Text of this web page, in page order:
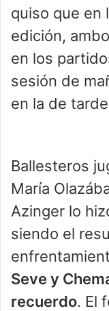
quiso que en
edición,
en los
sesión de
en la de
Ballesteros
María
Azinger lo
siendo el
Seve y
recuerdo. El